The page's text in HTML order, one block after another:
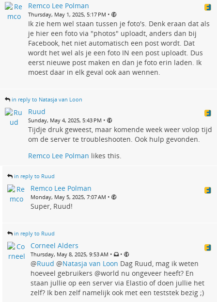
Remco Lee Polman
Thursday, May 1, 2025, 5:17 PM •
Ik zie hem wel staan tussen je foto's. Denk eraan dat als
je hier een foto via "photos" uploadt, anders dan bij
Facebook, het niet automatisch een post wordt. Dat
wordt het wel als je een foto IN een post uploadt. Dus
eerst nieuwe post maken en dan je foto erin laden. Ik
moest daar in elk geval ook aan wennen.
in reply to Natasja van Loon
Ruud
Sunday, May 4, 2025, 5:43 PM •
Tijdje druk geweest, maar komende week weer volop tijd
om de server te troubleshooten. Ook hulp gevonden.
Remco Lee Polman likes this.
in reply to Ruud
Remco Lee Polman
Monday, May 5, 2025, 7:07 AM •
Super, Ruud!
in reply to Ruud
Corneel Alders
Thursday, May 8, 2025, 9:53 AM • •
@Ruud @Natasja van Loon Dag Ruud, mag ik weten
hoeveel gebruikers @world nu ongeveer heeft? En
staan jullie op een server via Elastio of doen jullie het
zelf? Ik ben zelf namelijk ook met een teststek bezig ;)